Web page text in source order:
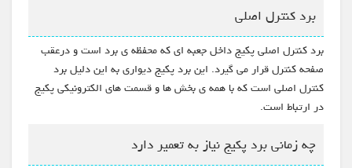
برد کنترل اصلی
برد کنترل اصلی پکیج داخل جعبه ای که محفظه ی برد است و درعقب
صفحه کنترل قرار می گیرد. این برد پکیج دیواری به این دلیل برد
کنترل اصلی است که با همه ی بخش ها و قسمت های الکترونیکی پکیج
در ارتباط است.
چه زمانی برد پکیج نیاز به تعمیر دارد